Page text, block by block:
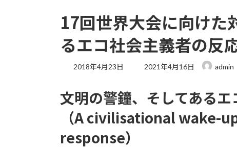
17回世界大会に向けた
るエコ社会主義者の反
2018年4月23日
最
新
時
:
2021年4月16日 admin
文明の警鐘、そしてある
（A civilisational wake-
response）